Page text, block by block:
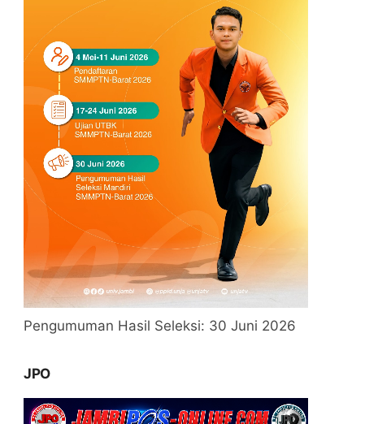
Pengumuman Hasil Seleksi: 30 Juni 2026
JPO